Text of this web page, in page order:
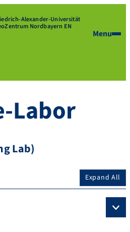
Alexander-Universität
Nordbayern EN
Menu
Labor
Lab)
Expand All